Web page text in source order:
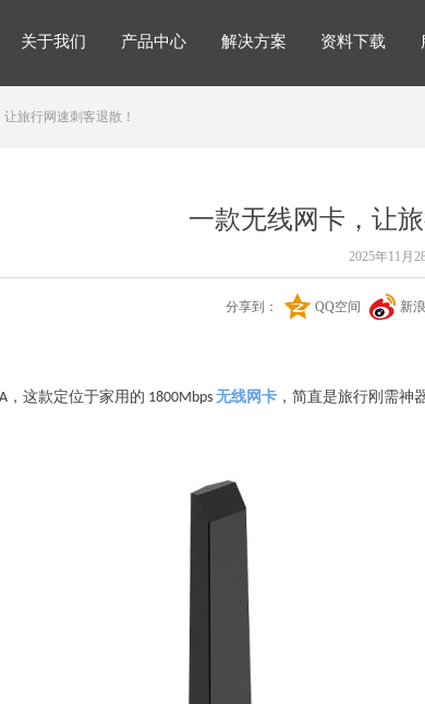
关于我们 产品中心 解决方案 资料下载
解决方案
一款无线网卡，让
， 这款定位于家用的 1800Mbps 无线网卡 ，简直是旅行刚需神
2025年11月
分享到： QQ空间 新
旅行网速刺客退散！